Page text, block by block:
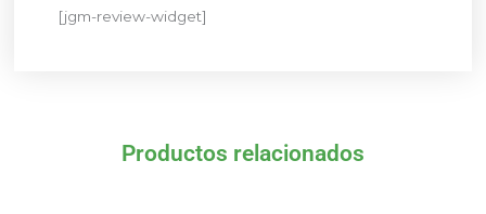
[jgm-review-widget]
Productos relacionados